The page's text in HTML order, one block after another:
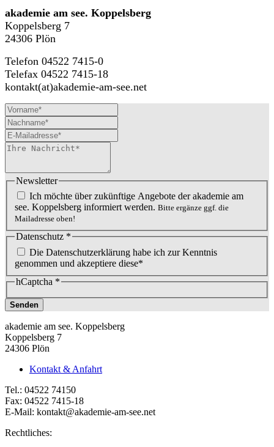
akademie am see. Koppelsberg
Koppelsberg 7
24306 Plön
Telefon 04522 7415-0
Telefax 04522 7415-18
kontakt(at)akademie-am-see.net
Newsletter
Ich möchte über zukünftige Angebote der akademie am
see. Koppelsberg informiert werden. Bitte ergänze ggf. die
Mailadresse oben!
Datenschutz *
Die Datenschutzerklärung habe ich zur Kenntnis
genommen und akzeptiere diese*
hCaptcha *
Senden
akademie am see. Koppelsberg
Koppelsberg 7
24306 Plön
Kontakt & Anfahrt
Tel.: 04522 74150
Fax: 04522 7415-18
E-Mail: kontakt@akademie-am-see.net
Rechtliches: